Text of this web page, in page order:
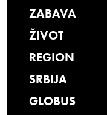
ZABAVA
ŽIVOT
REGION
SRBIJA
GLOBUS